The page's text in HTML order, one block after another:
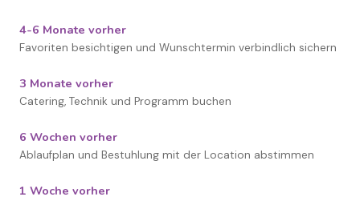
4-6 Monate vorher
Favoriten besichtigen und Wunschtermin verbindlich sichern
3 Monate vorher
Catering, Technik und Programm buchen
6 Wochen vorher
Ablaufplan und Bestuhlung mit der Location abstimmen
1 Woche vorher